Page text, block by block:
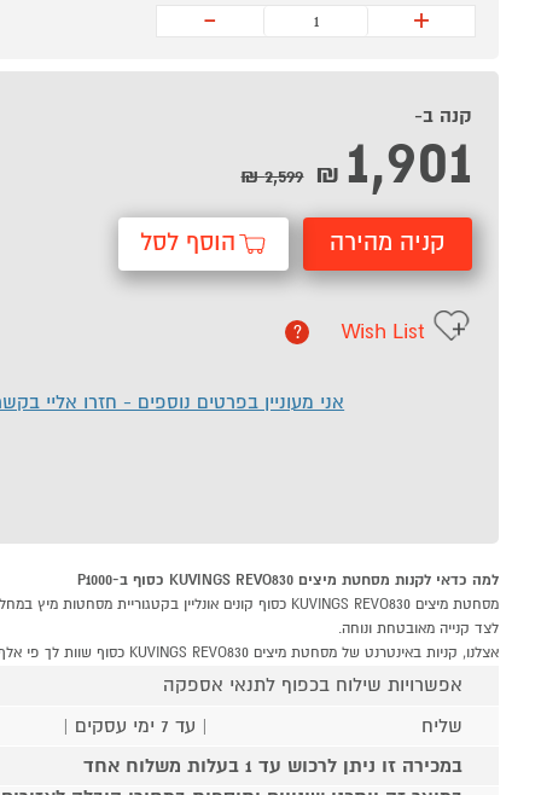
+
-
קנה ב-
1,901
₪
2,599 ₪
קניה מהירה הוסף לסל
Wish List
?
אני מעוניין בפרטים נוספים - חזרו אליי
למה כדאי לקנות מסחטת מיצים KUVINGS REVO830 כסוף ב-P1000
לצד קנייה מאובטחת ונוחה.
אצלנו, קניות באינטרנט של מסחטת מיצים KUVINGS REVO830 כסוף שוות לך פי אלף!
אפשרויות שילוח בכפוף לתנאי אספקה
שליח
| עד 7 ימי עסקים |
במכירה זו ניתן לרכוש עד 1 בעלות משלוח אחד